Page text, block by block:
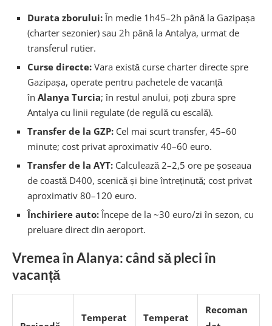
Durata zborului:În medie 1h45–2h până la Gazipașa
(charter sezonier) sau 2h până la Antalya, urmat de
transferul rutier.
Curse directe: Vara există curse charter directe spre
Gazipașa, operate pentru pachetele de vacanță
în Alanya Turcia; în restul anului, poți zbura spre
Antalya cu linii regulate (de regulă cu escală).
Transfer de la GZP: Cel mai scurt transfer, 45–60
minute; cost privat aproximativ 40–60 euro.
Transfer de la AYT: Calculează 2–2,5 ore pe șoseaua
de coastă D400, scenică și bine întreținută; cost privat
aproximativ 80–120 euro.
Închiriere auto:Începe de la ~30 euro/zi în sezon, cu
preluare direct din aeroport.
Vremea în Alanya: când să pleci în
vacanță
Temperat Temperat
Recoman